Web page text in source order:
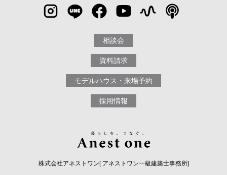
相談会
資料請求
モデルハウス・来場予約
採用情報
株式会社アネストワン[ アネストワン一級建築士事務所]